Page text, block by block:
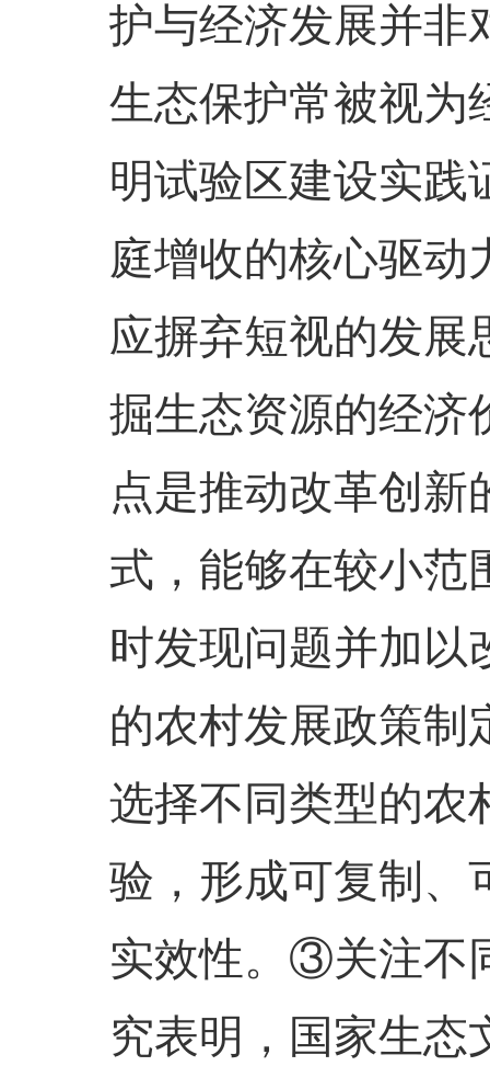
护与经济发展并非
生态保护常被视为
明试验区建设实践
庭增收的核心驱动
应摒弃短视的发展
掘生态资源的经
点是推动改革创新
式，能够在较小范
时发现问题并加以
的农村发展政策制
选择不同类型的农
验，形成可复制、
实效性。③关注不
究表明，国家生态